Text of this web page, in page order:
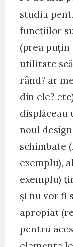
studiu
funcțiilor
(prea puțin
utilitate
rând? ar
din ele?
noul
schimbate
exemplu),
exemplu)
și nu vor fi
apropiat
pentru